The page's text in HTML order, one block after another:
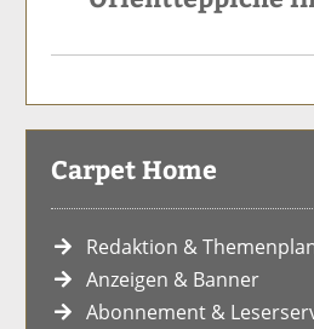
Carpet Home
Redaktion &
Anzeigen & Banner
Abonnement &